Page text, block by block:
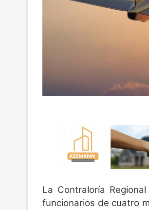
La Contraloría
funcionarios de cuatro